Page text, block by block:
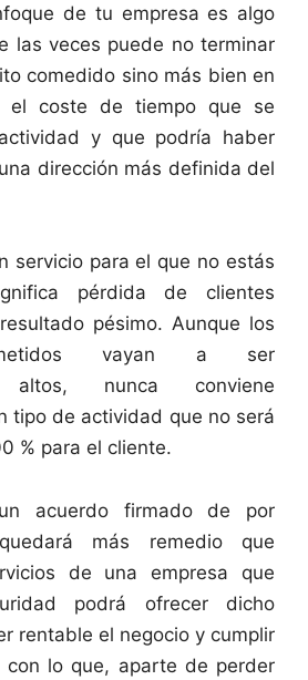
de tu empresa es algo
las veces puede no terminar
comedido sino más bien en
el coste de tiempo que se
y que podría haber
dirección más definida del
servicio para el que no estás
pérdida de clientes
pésimo. Aunque los
vayan a ser
altos, nunca conviene
tipo de actividad que no será
% para el cliente.
acuerdo firmado de por
más remedio que
de una empresa que
podrá ofrecer dicho
rentable el negocio y cumplir
con lo que, aparte de perder